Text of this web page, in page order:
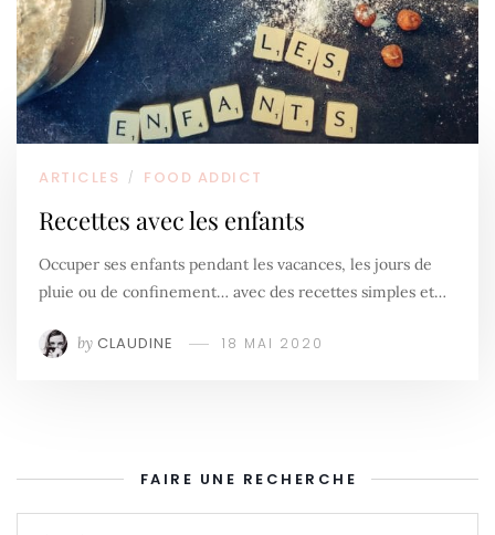
ARTICLES / FOOD ADDICT
Recettes avec les enfants
Occuper ses enfants pendant les vacances, les jours de
pluie ou de confinement… avec des recettes simples et…
by CLAUDINE 18 MAI 2020
FAIRE UNE RECHERCHE